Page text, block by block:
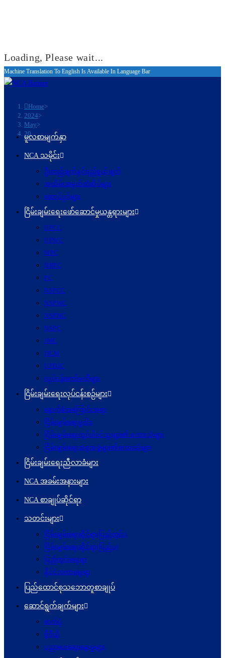
Loading, Please wait...
Skip
to
Machine Translation To English Is Available In Language Bar
Home>
2024>
May>
20
မူလစာမျက်နှာ
NCA သမိုင်း
ဦးတည်ချက်နှင့်ရည်ရွယ်ချက်
အထိမ်းအမှတ်တံဆိပ်များ
ဆောင်ပုဒ်များ
ငြိမ်းချမ်းရေးဖော်‌ဆောင်မှုယန္တရားများ
UPCC
UPWC
MPC
NRPC
PC
NSPCC
NSPWC
NSPNC
NSPC
JMC
JICM
UPDJC
လုပ်ငန်းကော်မတီများ
ငြိမ်းချမ်းရေးလုပ်ငန်းစဉ်များ
နောက်ခံအကြောင်းအရာ
ငြိမ်းချမ်းရေးမူဝါဒ
ငြိမ်းချမ်းရေးတွင်ပါဝင်သူများ၏ စကားသံများ
ငြိမ်းချမ်းရေးအစုအဖွဲ့များ၏စကားသံများ
ငြိမ်းချမ်းရေးညီလာခံများ
NCA အခမ်းအနားများ
NCA စာချုပ်ဆိုင်ရာ
သတင်းများ
ငြိမ်းချမ်းရေးဆိုင်ရာ(ပြည်တွင်း)
ငြိမ်းချမ်းရေးဆိုင်ရာ(ပြည်ပ)
ပြည်တွင်းရေးရာ
နိုင်ငံတကာရေးရာ
ပြည်ထောင်စုသဘောတူစာချုပ်
ဆောင်ရွက်ချက်များ
ဓာတ်ပုံ
ဗွီဒီယို
ပညာပေးဆွေးနွေးမှုများ